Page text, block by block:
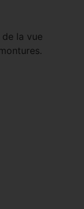
la vue